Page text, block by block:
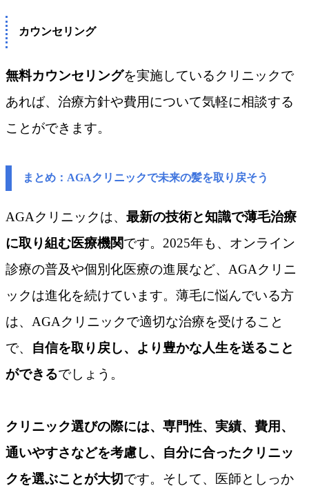
カウンセリング
無料カウンセリングを実施しているクリニックで
あれば、治療方針や費用について気軽に相談する
ことができます。
まとめ：AGAクリニックで未来の髪を取り戻そう
AGAクリニックは、 最新の技術と知識で薄毛治療
に取り組む医療機関です。2025年も、オンライン
診療の普及や個別化医療の進展など、AGAクリニ
ックは進化を続けています。薄毛に悩んでいる方
は、AGAクリニックで適切な治療を受けること
で、 自信を取り戻し、より豊かな人生を送ること
ができるでしょう。
クリニック選びの際には、専門性、実績、費用、
通いやすさなどを考慮し、自分に合ったクリニッ
クを選ぶことが大切です。そして、医師としっか